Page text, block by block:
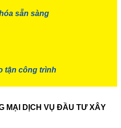
sẵn sàng
tận công trình
MẠI DỊCH VỤ ĐẦU TƯ XÂY